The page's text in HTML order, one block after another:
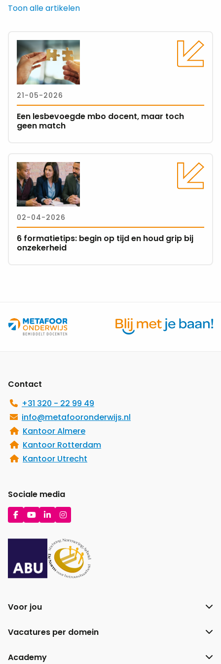
Toon alle artikelen
21-05-2026
Een lesbevoegde mbo docent, maar toch
geen match
Lees
meer
over
Een
lesbevoegde
mbo
docent,
maar
toch
02-04-2026
6 formatietips: begin op tijd en houd grip bij
onzekerheid
Lees
meer
over
formatietips:
begin
op
tijd
Contact
+31 320 - 22 99 49
info@metafooronderwijs.nl
Kantoor Almere
Kantoor Rotterdam
Kantoor Utrecht
Sociale media
Ga
naar
Facebook
Ga
naar
YouTube
Ga
naar
LinkedIn
Ga
naar
Instagram
Voor jou
Vacatures per domein
Academy